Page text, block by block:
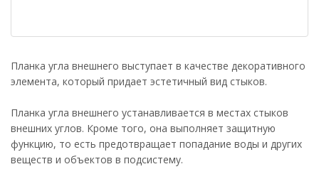
Планка угла внешнего выступает в качестве декоративного
элемента, который придает эстетичный вид стыков.
Планка угла внешнего устанавливается в местах стыков
внешних углов. Кроме того, она выполняет защитную
функцию, то есть предотвращает попадание воды и других
веществ и объектов в подсистему.